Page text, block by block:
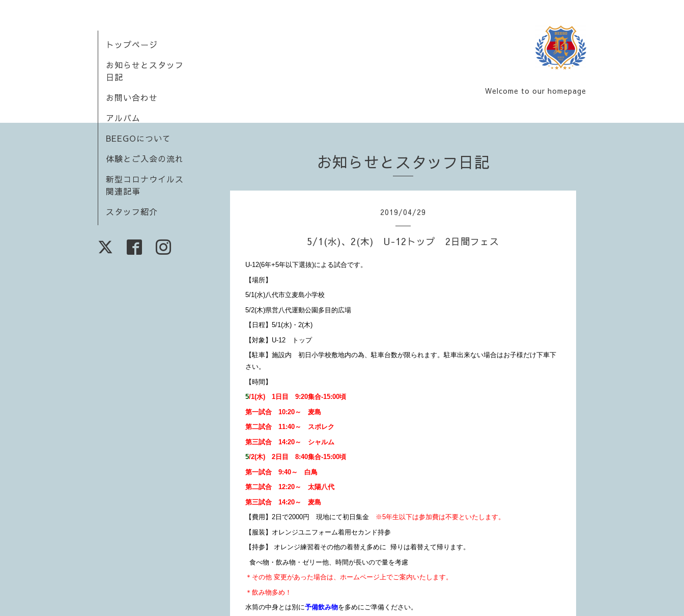
Welcome to our homepage
トップページ
お知らせとスタッフ
日記
お問い合わせ
アルバム
BEEGOについて
体験とご入会の流れ
新型コロナウイルス
関連記事
スタッフ紹介
お知らせとスタッフ日記
2019/04/29
5/1(水)、2(木) U-12トップ 2日間フェス
U-12(6年+5年以下選抜)による試合です。
【場所】
5/1(水)八代市立麦島小学校
5/2(木)県営八代運動公園多目的広場
【日程】5/1(水)・2(木)
【対象】U-12 トップ
【駐車】施設内 初日小学校敷地内の為、駐車台数が限られます。駐車出来ない場合はお子様だけ下車下
さい。
【時間】
5/1(水) 1日目 9:20集合-15:00頃
第一試合 10:20～ 麦島
第二試合 11:40～ スポレク
第三試合 14:20～ シャルム
5/2(木) 2日目 8:40集合-15:00頃
第一試合 9:40～ 白鳥
第二試合 12:20～ 太陽八代
第三試合 14:20～ 麦島
【費用】2日で2000円 現地にて初日集金
※5年生以下は参加費は不要といたします。
【服装】オレンジユニフォーム着用セカンド持参
【持参】
オレンジ練習着その他の着替え多めに 帰りは着替えて帰ります。
食べ物・飲み物・ゼリー他、時間が長いので量を考慮
＊その他 変更があった場合は、ホームページ上でご案内いたします。
＊飲み物多め！
水筒の中身とは別に予備飲み物を多めにご準備ください。